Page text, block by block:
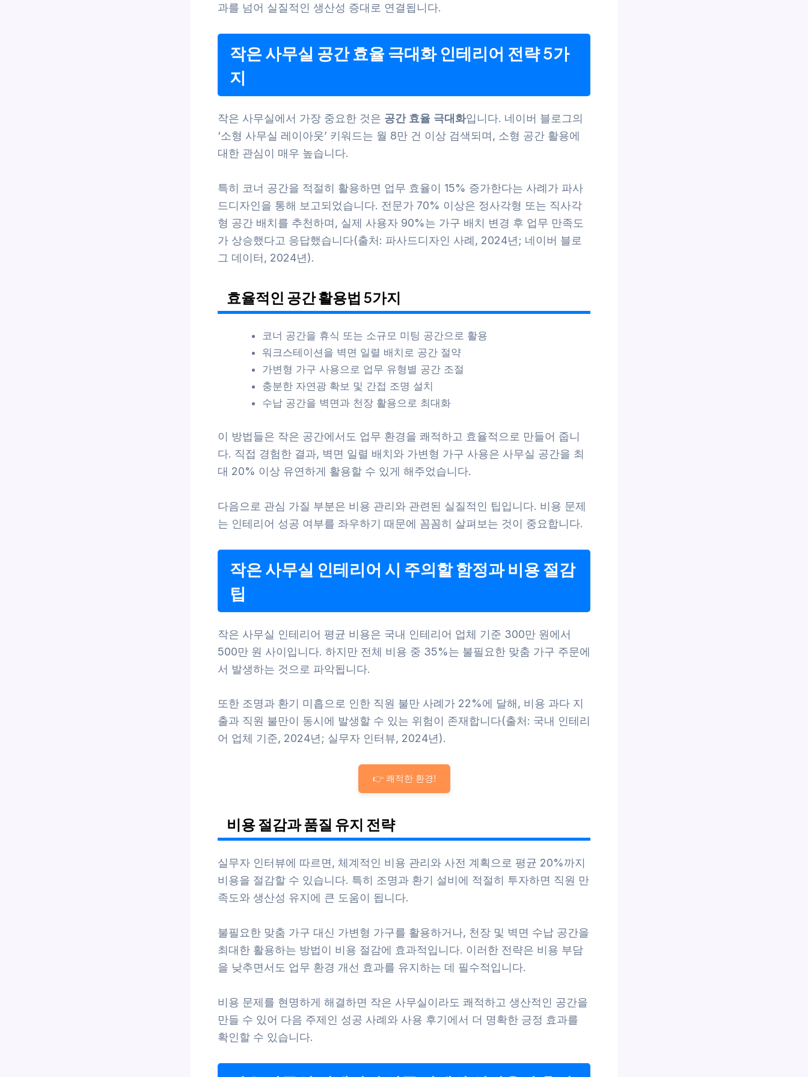
과를 넘어 실질적인 생산성 증대로 연결됩니다.
작은 사무실 공간 효율 극대화 인테리어 전략 5가
지
작은 사무실에서 가장 중요한 것은 공간 효율 극대화입니다. 네이버 블로그의
‘소형 사무실 레이아웃’ 키워드는 월 8만 건 이상 검색되며, 소형 공간 활용에
대한 관심이 매우 높습니다.
특히 코너 공간을 적절히 활용하면 업무 효율이 15% 증가한다는 사례가 파사
드디자인을 통해 보고되었습니다. 전문가 70% 이상은 정사각형 또는 직사각
형 공간 배치를 추천하며, 실제 사용자 90%는 가구 배치 변경 후 업무 만족도
가 상승했다고 응답했습니다(출처: 파사드디자인 사례, 2024년; 네이버 블로
그 데이터, 2024년).
효율적인 공간 활용법 5가지
코너 공간을 휴식 또는 소규모 미팅 공간으로 활용
워크스테이션을 벽면 일렬 배치로 공간 절약
가변형 가구 사용으로 업무 유형별 공간 조절
충분한 자연광 확보 및 간접 조명 설치
수납 공간을 벽면과 천장 활용으로 최대화
이 방법들은 작은 공간에서도 업무 환경을 쾌적하고 효율적으로 만들어 줍니
다. 직접 경험한 결과, 벽면 일렬 배치와 가변형 가구 사용은 사무실 공간을 최
대 20% 이상 유연하게 활용할 수 있게 해주었습니다.
다음으로 관심 가질 부분은 비용 관리와 관련된 실질적인 팁입니다. 비용 문제
는 인테리어 성공 여부를 좌우하기 때문에 꼼꼼히 살펴보는 것이 중요합니다.
작은 사무실 인테리어 시 주의할 함정과 비용 절감
팁
작은 사무실 인테리어 평균 비용은 국내 인테리어 업체 기준 300만 원에서
500만 원 사이입니다. 하지만 전체 비용 중 35%는 불필요한 맞춤 가구 주문에
서 발생하는 것으로 파악됩니다.
또한 조명과 환기 미흡으로 인한 직원 불만 사례가 22%에 달해, 비용 과다 지
출과 직원 불만이 동시에 발생할 수 있는 위험이 존재합니다(출처: 국내 인테리
어 업체 기준, 2024년; 실무자 인터뷰, 2024년).
👉 쾌적한 환경!
비용 절감과 품질 유지 전략
실무자 인터뷰에 따르면, 체계적인 비용 관리와 사전 계획으로 평균 20%까지
비용을 절감할 수 있습니다. 특히 조명과 환기 설비에 적절히 투자하면 직원 만
족도와 생산성 유지에 큰 도움이 됩니다.
불필요한 맞춤 가구 대신 가변형 가구를 활용하거나, 천장 및 벽면 수납 공간을
최대한 활용하는 방법이 비용 절감에 효과적입니다. 이러한 전략은 비용 부담
을 낮추면서도 업무 환경 개선 효과를 유지하는 데 필수적입니다.
비용 문제를 현명하게 해결하면 작은 사무실이라도 쾌적하고 생산적인 공간을
만들 수 있어 다음 주제인 성공 사례와 사용 후기에서 더 명확한 긍정 효과를
확인할 수 있습니다.